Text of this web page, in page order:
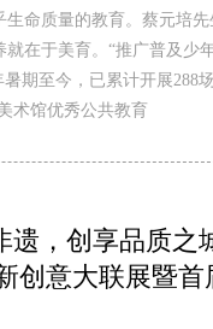
命质量的教育。蔡元培
在于美育。“推广普及少
暑期至今，已累计开展
术馆优秀公共教育
遗，创享品质
创意大联展暨